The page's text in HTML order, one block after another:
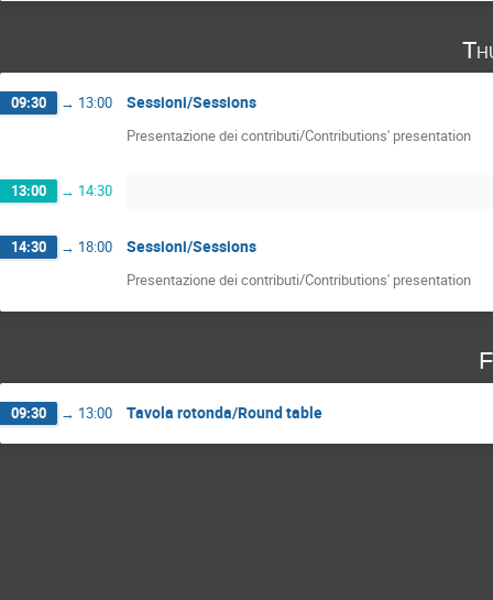
09:30 → 13:00 Sessioni/Sessions
Presentazione dei contributi/Contributions' presentation
13:00 → 14:30
14:30 → 18:00 Sessioni/Sessions
Presentazione dei contributi/Contributions' presentation
09:30 → 13:00 Tavola rotonda/Round table